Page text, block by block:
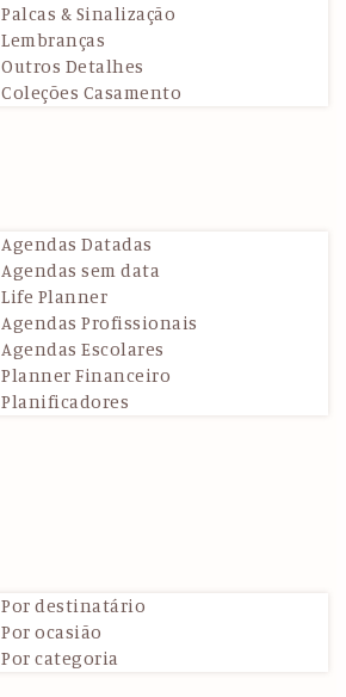
Palcas & Sinalização
Lembranças
Outros Detalhes
Coleções Casamento
Agendas Datadas
Agendas sem data
Life Planner
Agendas Profissionais
Agendas Escolares
Planner Financeiro
Planificadores
Por destinatário
Por ocasião
Por categoria